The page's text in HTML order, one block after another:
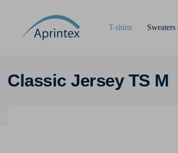
T-shirts
Classic Jersey TS M